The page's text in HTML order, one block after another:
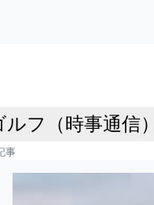
フ（時事通信
事